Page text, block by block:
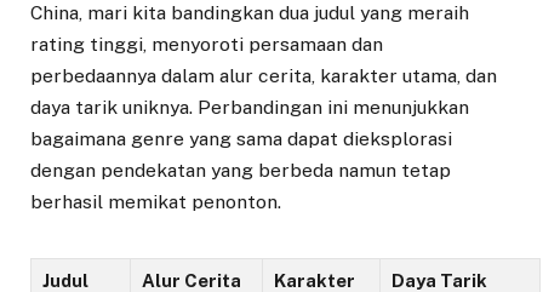
China, mari kita bandingkan dua judul yang meraih
rating tinggi, menyoroti persamaan dan
perbedaannya dalam alur cerita, karakter utama, dan
daya tarik uniknya. Perbandingan ini menunjukkan
bagaimana genre yang sama dapat dieksplorasi
dengan pendekatan yang berbeda namun tetap
berhasil memikat penonton.
Judul
Alur Cerita
Karakter
Daya Tarik